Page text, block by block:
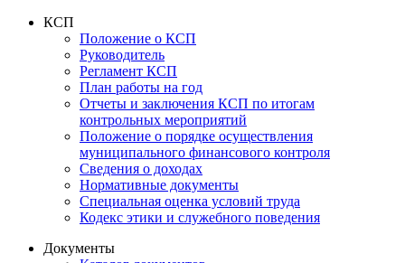
КСП
Положение о КСП
Руководитель
Регламент КСП
План работы на год
Отчеты и заключения КСП по итогам
контрольных мероприятий
Положение о порядке осуществления
муниципального финансового контроля
Сведения о доходах
Нормативные документы
Специальная оценка условий труда
Кодекс этики и служебного поведения
Документы